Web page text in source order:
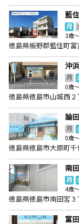
藍
月
3歳
徳島県板野郡藍住町
沖
月
0歳
徳島県徳島市山城西
論
月
0歳
徳島県徳島市大原町千
南
月
4歳
徳島県徳島市南田宮
富